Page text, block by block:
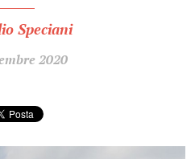
Speciani
2020